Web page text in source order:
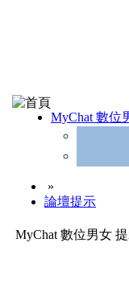
MyChat 數位
»
論壇提示
MyChat 數位男女